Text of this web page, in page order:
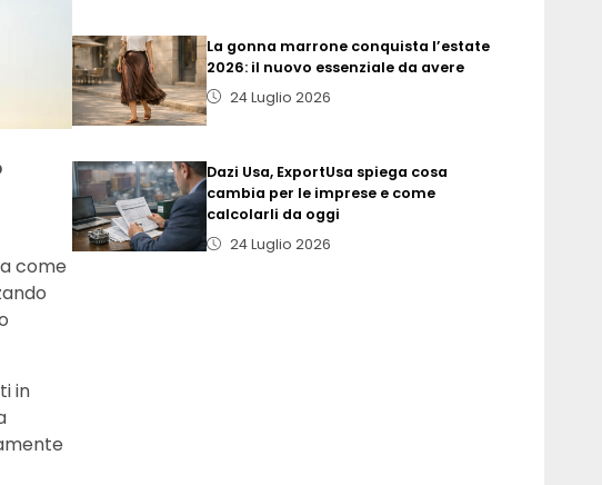
come
in
La gonna marrone conquista l’estate
2026: il nuovo essenziale da avere
24 Luglio 2026
Dazi Usa, ExportUsa spiega cosa
cambia per le imprese e come
calcolarli da oggi
24 Luglio 2026